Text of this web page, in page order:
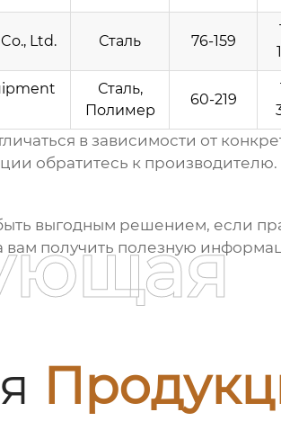
Ltd. Сталь 76-159
Сталь,
Полимер
60-219
в зависимости от
обратитесь к производителю.
выгодным решением, если
вам получить полезную